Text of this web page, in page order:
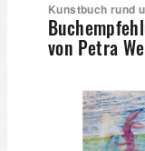
Kunstbuch rund
von Petra